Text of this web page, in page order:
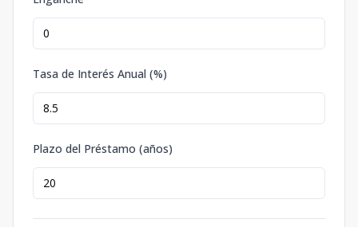
Tasa de Interés Anual (%)
Plazo del Préstamo (años)